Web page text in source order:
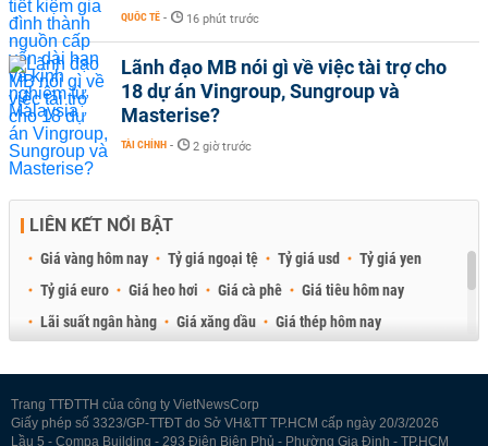
QUỐC TẾ - 16 phút trước
Lãnh đạo MB nói gì về việc tài trợ cho
18 dự án Vingroup, Sungroup và
Masterise?
TÀI CHÍNH - 2 giờ trước
LIÊN KẾT NỔI BẬT
Giá vàng hôm nay Tỷ giá ngoại tệ Tỷ giá usd
Tỷ giá yen
Tỷ giá euro
Giá heo hơi Giá cà phê
Giá tiêu hôm nay
Lãi suất ngân hàng
Giá xăng dầu
Giá thép hôm nay
Trang TTĐTTH của công ty VietNewsCorp
Giấy phép số 3323/GP-TTĐT do Sở VH&TT TP.HCM cấp ngày 20/3/2026
Lầu 5 - Compa Building - 293 Điện Biên Phủ - Phường Gia Định - TP.HCM